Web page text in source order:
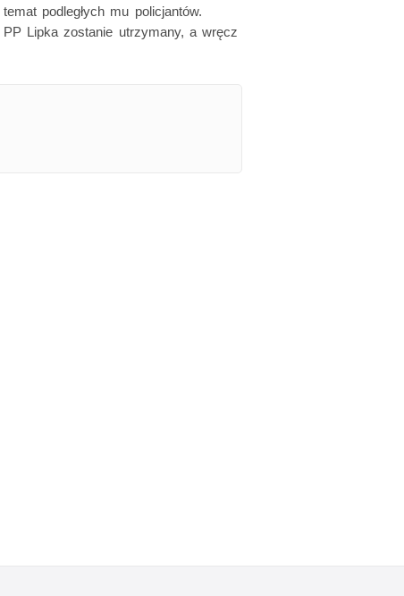
podległych mu policjantów.
Lipka zostanie utrzymany, a wręcz